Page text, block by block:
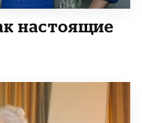
настоящие